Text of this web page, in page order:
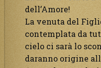
dell’Amore!
La venuta del
contemplata da
cielo ci sarà lo
daranno origine